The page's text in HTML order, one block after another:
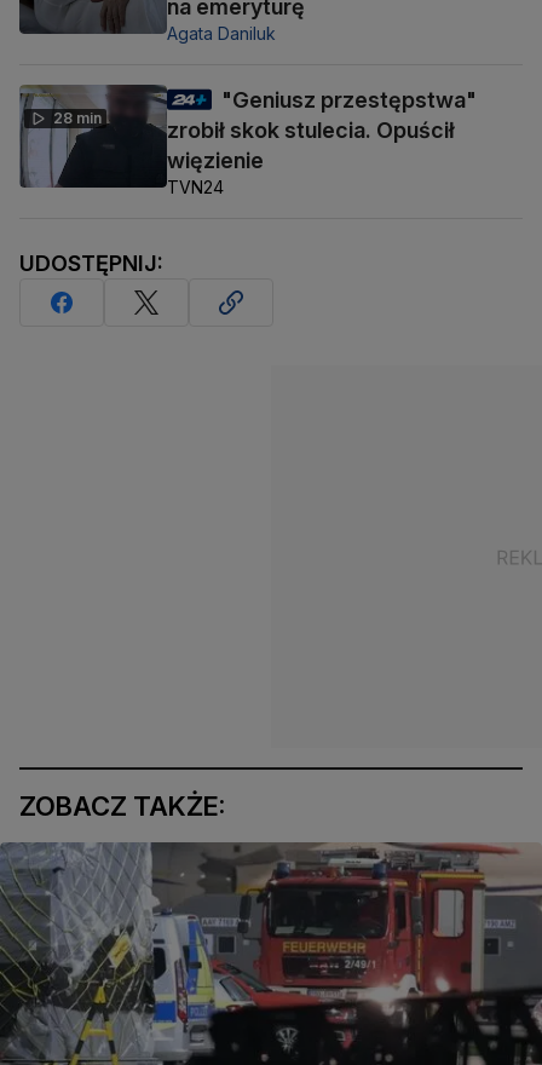
na emeryturę
Agata Daniluk
28 min
"Geniusz przestępstwa"
zrobił skok stulecia. Opuścił
więzienie
TVN24
UDOSTĘPNIJ:
ZOBACZ TAKŻE: